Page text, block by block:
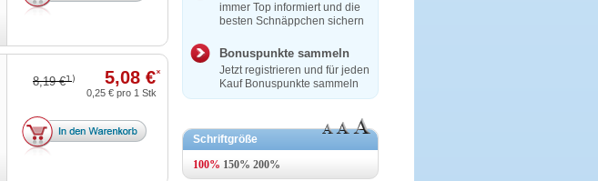
8,19 €1) 5,08 €*
0,25 € pro 1 Stk
immer Top informiert und die
besten Schnäppchen sichern
Bonuspunkte sammeln
Jetzt registrieren und für jeden
Kauf Bonuspunkte sammeln
Schriftgröße